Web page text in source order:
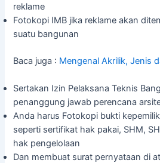
reklame
Fotokopi IMB jika reklame akan
suatu bangunan
Baca juga : Mengenal Akrilik, Jenis
Sertakan Izin Pelaksana Teknis
penanggung jawab perencana
Anda harus Fotokopi bukti
seperti sertifikat hak pakai, SHM,
hak pengelolaan
Dan membuat surat pernyataan di